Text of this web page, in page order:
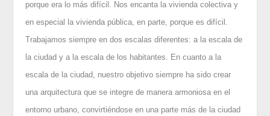
porque era lo más difícil. Nos encanta la vivienda colectiva y
en especial la vivienda pública, en parte, porque es difícil.
Trabajamos siempre en dos escalas diferentes: a la escala de
la ciudad y a la escala de los habitantes. En cuanto a la
escala de la ciudad, nuestro objetivo siempre ha sido crear
una arquitectura que se integre de manera armoniosa en el
entorno urbano, convirtiéndose en una parte más de la ciudad